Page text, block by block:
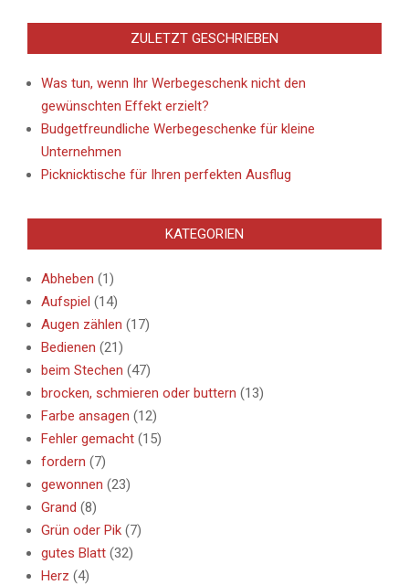
ZULETZT GESCHRIEBEN
Was tun, wenn Ihr Werbegeschenk nicht den
gewünschten Effekt erzielt?
Budgetfreundliche Werbegeschenke für kleine
Unternehmen
Picknicktische für Ihren perfekten Ausflug
KATEGORIEN
Abheben (1)
Aufspiel (14)
Augen zählen (17)
Bedienen (21)
beim Stechen (47)
brocken, schmieren oder buttern (13)
Farbe ansagen (12)
Fehler gemacht (15)
fordern (7)
gewonnen (23)
Grand (8)
Grün oder Pik (7)
gutes Blatt (32)
Herz (4)